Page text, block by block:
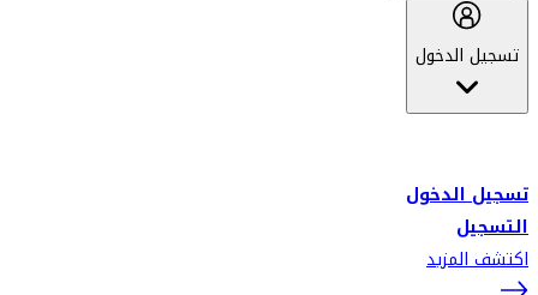
تسجيل الدخول
تسجيل الدخول
التسجيل
اكتشف المزيد